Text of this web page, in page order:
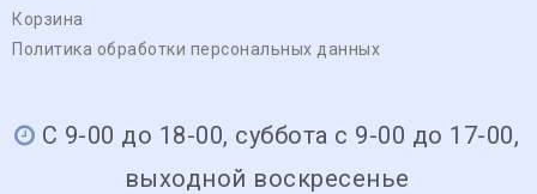
Корзина
Политика обработки персональных данных
С 9-00 до 18-00, суббота с 9-00 до 17-00,
выходной воскресенье